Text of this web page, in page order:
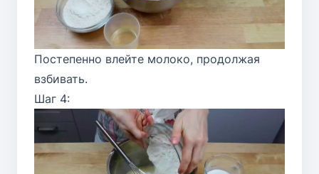
Постепенно влейте молоко, продолжая
взбивать.
Шаг 4: